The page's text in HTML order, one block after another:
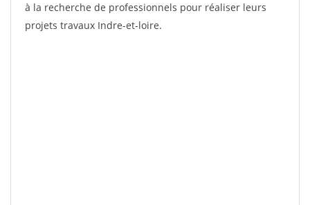
à la recherche de professionnels pour réaliser leurs
projets travaux Indre-et-loire.